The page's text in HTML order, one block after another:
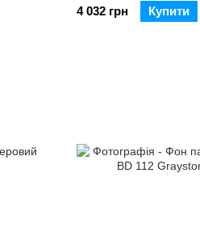
4 032 грн Купити